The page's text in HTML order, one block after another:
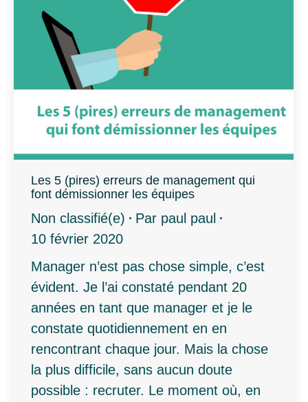
Les 5 (pires) erreurs de management qui
font démissionner les équipes
Non classifié(e) Par paul paul
10 février 2020
Manager n’est pas chose simple, c’est
évident. Je l’ai constaté pendant 20
années en tant que manager et je le
constate quotidiennement en en
rencontrant chaque jour. Mais la chose
la plus difficile, sans aucun doute
possible : recruter. Le moment où, en